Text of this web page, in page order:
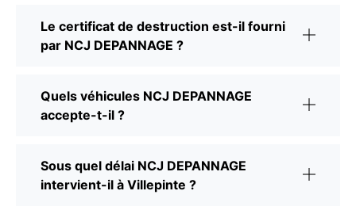
Le certificat de destruction est-il fourni
par NCJ DEPANNAGE ?
Quels véhicules NCJ DEPANNAGE
accepte-t-il ?
Sous quel délai NCJ DEPANNAGE
intervient-il à Villepinte ?